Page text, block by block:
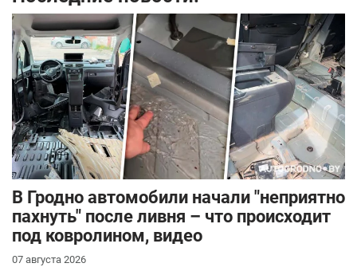
В Гродно автомобили начали "неприятно
пахнуть" после ливня – что происходит
под ковролином, видео
07 августа 2026